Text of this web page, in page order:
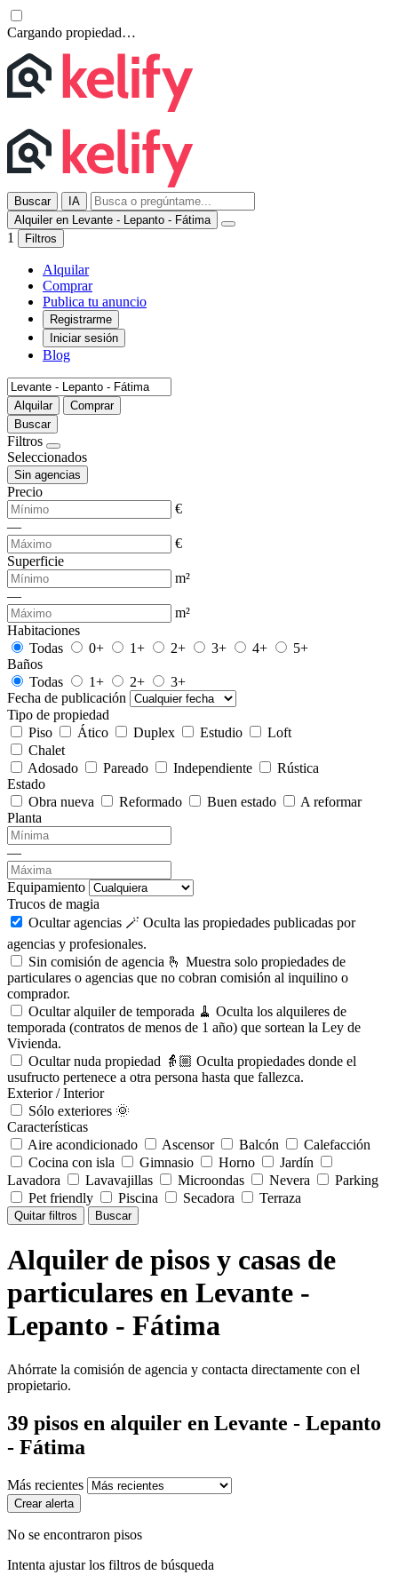
Cargando propiedad…
Buscar
IA
Alquiler en Levante - Lepanto - Fátima
1 Filtros
Alquilar
Comprar
Publica tu anuncio
Registrarme
Iniciar sesión
Blog
Alquilar
Comprar
Buscar
Filtros
Seleccionados
Sin agencias
Precio
€
—
€
Superficie
m²
—
m²
Habitaciones
Todas
0+ 1+ 2+ 3+ 4+
5+
Baños
Todas
1+ 2+
3+
Fecha de publicación
Tipo de propiedad
Piso
Ático Duplex Estudio
Loft
Chalet
Adosado
Pareado Independiente
Rústica
Estado
Obra nueva
Reformado Buen estado
A reformar
Planta
—
Equipamiento
Trucos de magia
Ocultar agencias 🪄 Oculta las propiedades publicadas por
agencias y profesionales.
Sin comisión de agencia 🫰 Muestra solo propiedades de
particulares o agencias que no cobran comisión al inquilino o
comprador.
Ocultar alquiler de temporada 🧹 Oculta los alquileres de
temporada (contratos de menos de 1 año) que sortean la Ley de
Vivienda.
Ocultar nuda propiedad 👵🏼 Oculta propiedades donde el
usufructo pertenece a otra persona hasta que fallezca.
Exterior / Interior
Sólo exteriores 🌞
Características
Aire acondicionado
Ascensor Balcón
Calefacción
Cocina con isla
Gimnasio Horno
Jardín
Lavadora
Lavavajillas Microondas Nevera
Parking
Pet friendly
Piscina Secadora Terraza
Quitar filtros Buscar
Alquiler de pisos y casas de
particulares en Levante -
Lepanto - Fátima
Ahórrate la comisión de agencia y contacta directamente con el
propietario.
39 pisos en alquiler en Levante - Lepanto
- Fátima
Más recientes
Crear alerta
No se encontraron pisos
Intenta ajustar los filtros de búsqueda